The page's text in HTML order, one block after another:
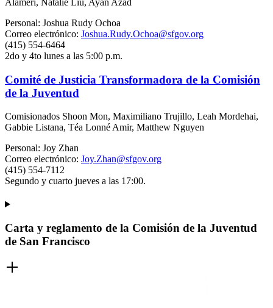
Personal: Joshua Rudy Ochoa
Correo electrónico: Joshua.Rudy.Ochoa@sfgov.org
(415) 554-6464
2do y 4to lunes a las 5:00 p.m.
Comité de Justicia Transformadora de la Comisión
de la Juventud
Comisionados Shoon Mon, Maximiliano Trujillo, Leah Mordehai,
Gabbie Listana, Téa Lonné Amir, Matthew Nguyen
Personal: Joy Zhan
Correo electrónico: Joy.Zhan@sfgov.org
(415) 554-7112
Segundo y cuarto jueves a las 17:00.
Carta y reglamento de la Comisión de la Juventud
de San Francisco